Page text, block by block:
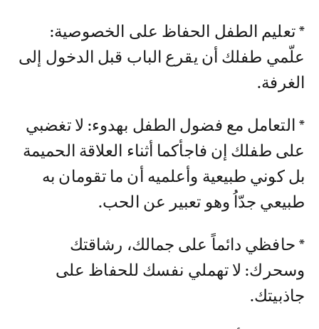
* تعليم الطفل الحفاظ على الخصوصية:
علّمي طفلك أن يقرع الباب قبل الدخول إلى
الغرفة.
* التعامل مع فضول الطفل بهدوء: لا تغضبي
على طفلك إن فاجأكما أثناء العلاقة الحميمة
بل كوني طبيعية وأعلميه أن ما تقومان به
طبيعي جدّاُ وهو تعبير عن الحب.
* حافظي دائماً على جمالك، رشاقتك
وسحرك: لا تهملي نفسك للحفاظ على
جاذبيتك.